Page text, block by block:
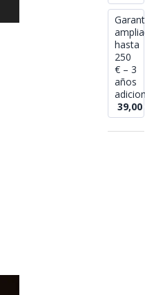
hasta
250
€ – 3
años
39,00